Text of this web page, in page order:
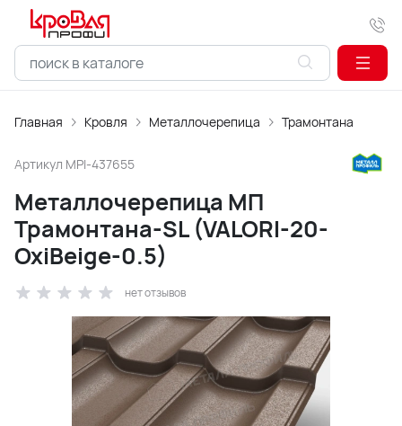
Главная Кровля Металлочерепица Трамонтана
Артикул MPI-437655
Металлочерепица МП
Трамонтана-SL (VALORI-20-
OxiBеige-0.5)
нет отзывов